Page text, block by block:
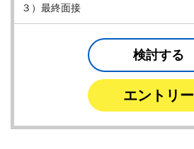
３）最終面接
検討する
エントリー